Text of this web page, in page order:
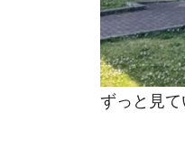
ずっと見